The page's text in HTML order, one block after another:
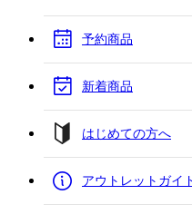
予約商品
新着商品
はじめての方へ
アウトレットガイ